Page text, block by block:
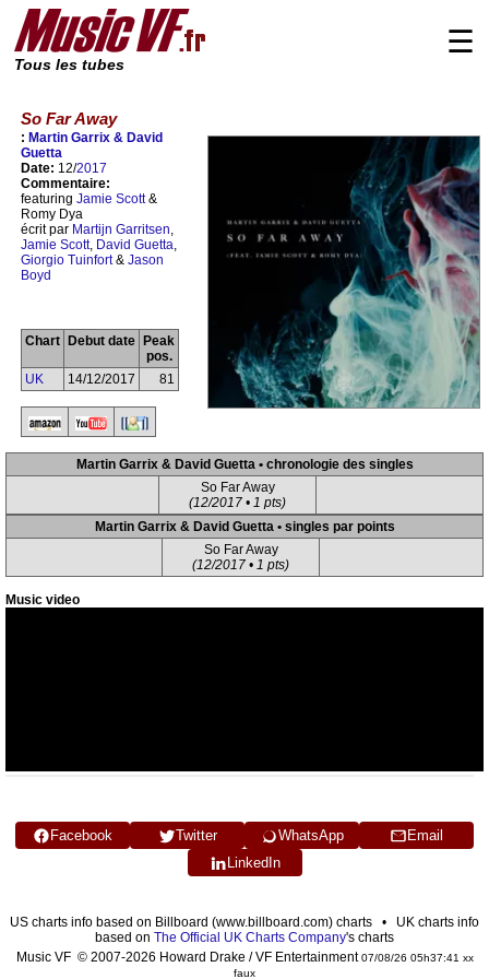
Tous les tubes
☰
So Far Away
: Martin Garrix & David
Guetta
Date: 12/2017
Commentaire:
featuring Jamie Scott&
Romy Dya
écrit par Martijn Garritsen,
Jamie Scott, David Guetta,
Giorgio Tuinfort& Jason
Boyd
Chart Debut date
Peak
pos.
UK
14/12/2017 81
Martin Garrix & David Guetta • chronologie des singles
So Far Away
(12/2017 • 1 pts)
Martin Garrix & David Guetta • singles par points
So Far Away
(12/2017 • 1 pts)
Music video
Facebook Twitter WhatsApp
Email
LinkedIn
US charts info based on Billboard (www.billboard.com) charts • UK charts info
based on The Official UK Charts Company's charts
Music VF © 2007-2026 Howard Drake / VF Entertainment07/08/26 05h37:41 xx
faux